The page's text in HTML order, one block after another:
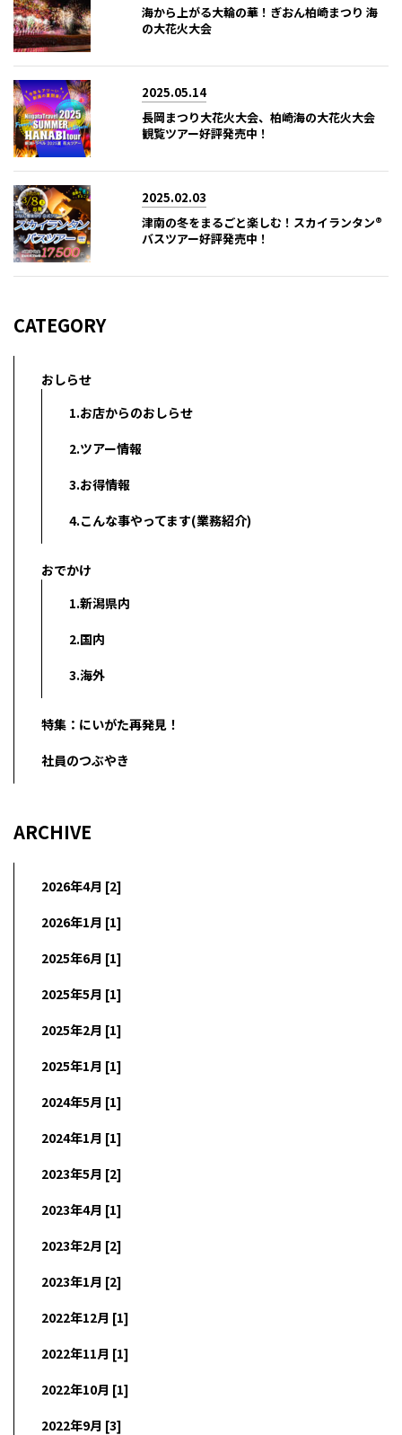
海から上がる大輪の華！ぎおん柏崎まつり 海
の大花火大会
2025.05.14
長岡まつり大花火大会、柏崎海の大花火大会
観覧ツアー好評発売中！
2025.02.03
津南の冬をまるごと楽しむ！スカイランタン®
バスツアー好評発売中！
CATEGORY
おしらせ
1.お店からのおしらせ
2.ツアー情報
3.お得情報
4.こんな事やってます(業務紹介)
おでかけ
1.新潟県内
2.国内
3.海外
特集：にいがた再発見！
社員のつぶやき
ARCHIVE
2026年4月 [2]
2026年1月 [1]
2025年6月 [1]
2025年5月 [1]
2025年2月 [1]
2025年1月 [1]
2024年5月 [1]
2024年1月 [1]
2023年5月 [2]
2023年4月 [1]
2023年2月 [2]
2023年1月 [2]
2022年12月 [1]
2022年11月 [1]
2022年10月 [1]
2022年9月 [3]